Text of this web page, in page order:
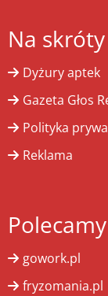
Na skróty
Dyżury aptek
Gazeta Głos
Polityka
Reklama
Polecamy
gowork.pl
fryzomania.pl